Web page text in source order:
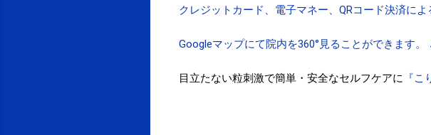
クレジットカード、電子マネー、QRコード決済に
Googleマップにて院内を360°見ることができます。
目立たない粒刺激で簡単・安全なセルフケアに 『